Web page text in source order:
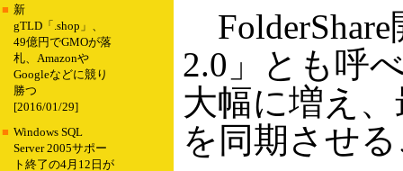
■ 新
gTLD「.shop」、
49億円でGMOが落
札、Amazonや
Googleなどに競り
勝つ
[2016/01/29]
■ Windows SQL
Server 2005サポー
ト終了の4月12日が
FolderShare
2.0」とも呼
大幅に増え
を同期させ